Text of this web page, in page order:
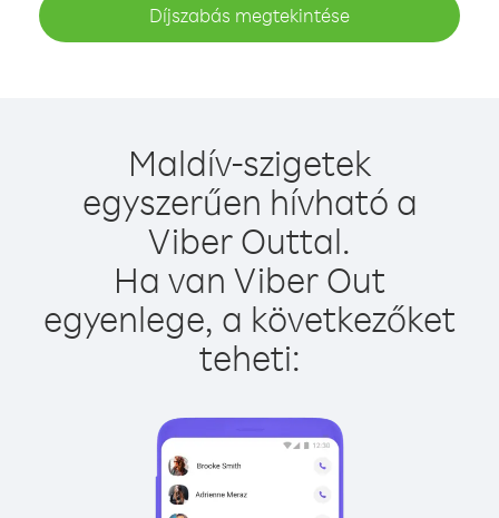
Díjszabás megtekintése
Maldív-szigetek
egyszerűen hívható a
Viber Outtal.
Ha van Viber Out
egyenlege, a következőket
teheti: